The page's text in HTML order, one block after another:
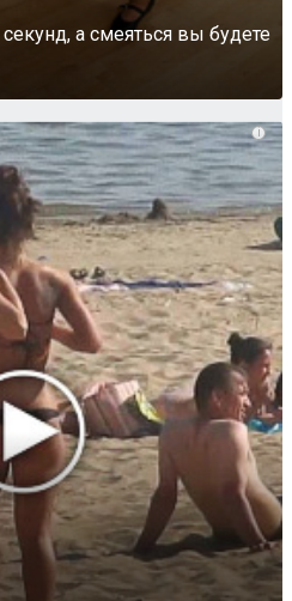
а смеяться вы будете
i